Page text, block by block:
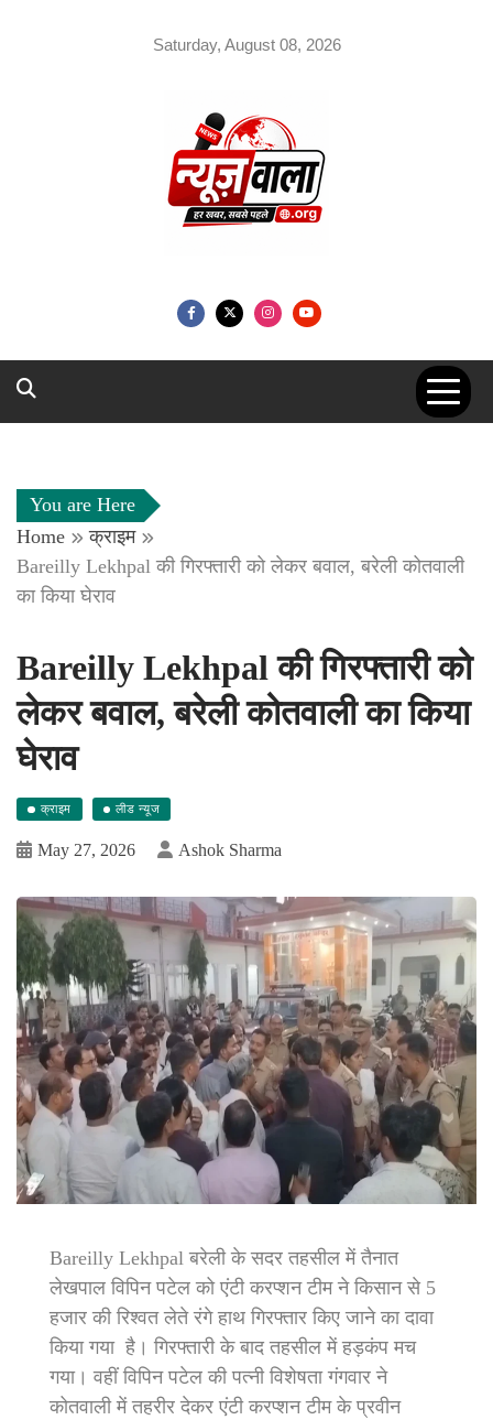
Saturday, August 08, 2026
You are Here
Home
क्राइम
Bareilly Lekhpal की गिरफ्तारी को लेकर बवाल, बरेली कोतवाली
का किया घेराव
Bareilly Lekhpal की गिरफ्तारी को
लेकर बवाल, बरेली कोतवाली का किया
घेराव
क्राइम लीड न्यूज
May 27, 2026 Ashok Sharma
Bareilly Lekhpal बरेली के सदर तहसील में तैनात
लेखपाल विपिन पटेल को एंटी करप्शन टीम ने किसान से 5
हजार की रिश्वत लेते रंगे हाथ गिरफ्तार किए जाने का दावा
किया गया है। गिरफ्तारी के बाद तहसील में हड़कंप मच
गया। वहीं विपिन पटेल की पत्नी विशेषता गंगवार ने
कोतवाली में तहरीर देकर एंटी करप्शन टीम के प्रवीन